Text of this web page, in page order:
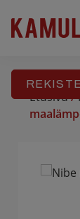
sisältöön
Etusivu/